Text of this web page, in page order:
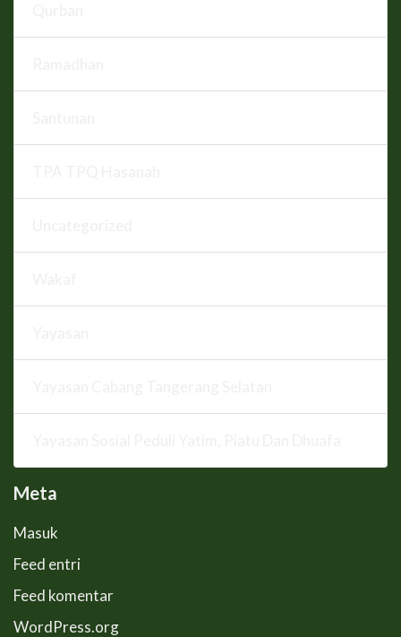
Meta
Masuk
Feed entri
Feed komentar
WordPress.org